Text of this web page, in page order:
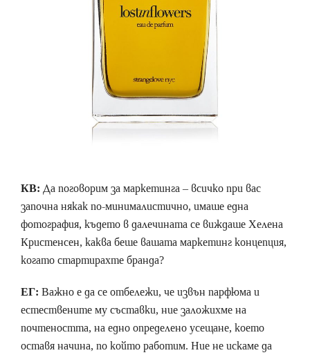
КВ: Да поговорим за маркетинга – всичко при вас
започна някак по-минималистично, имаше една
фотография, където в далечината се виждаше Хелена
Кристенсен, каква беше вашата маркетинг концепция,
когато стартирахте бранда?
ЕГ: Важно е да се отбележи, че извън парфюма и
естествените му съставки, ние заложихме на
почтеността, на едно определено усещане, което
оставя начина, по който работим. Ние не искаме да